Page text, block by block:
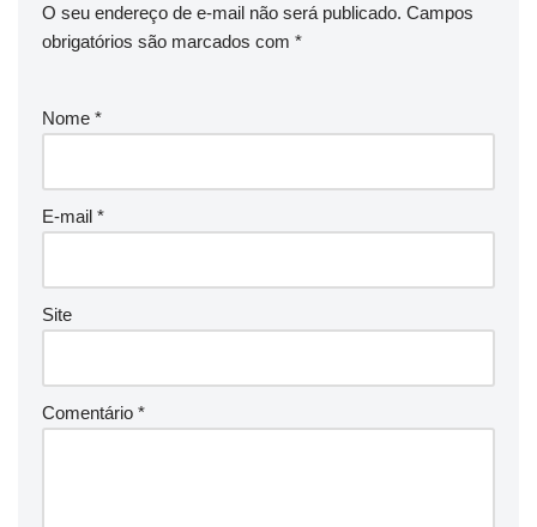
O seu endereço de e-mail não será publicado. Campos
obrigatórios são marcados com *
Nome *
E-mail *
Site
Comentário *